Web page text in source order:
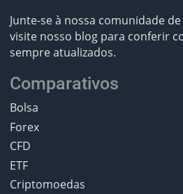
Junte-se à nossa comunidade
visite nosso blog para conferir
sempre atualizados.
Comparativos
Bolsa
Forex
CFD
ETF
Criptomoedas